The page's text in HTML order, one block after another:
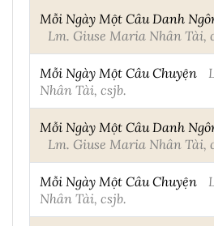
Mỗi Ngày Một Câu Danh
Lm. Giuse Maria Nhân Tài,
Mỗi Ngày Một Câu Chuyện
Nhân Tài, csjb.
Mỗi Ngày Một Câu Danh
Lm. Giuse Maria Nhân Tài,
Mỗi Ngày Một Câu Chuyện
Nhân Tài, csjb.